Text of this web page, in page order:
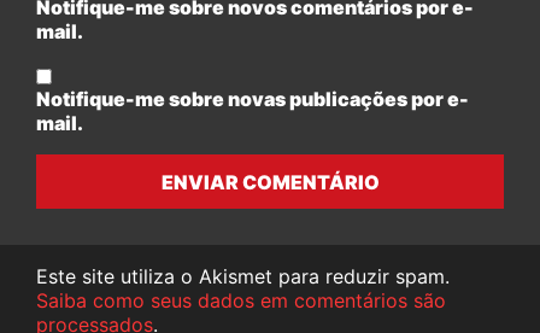
Notifique-me sobre novos comentários por e-
mail.
Notifique-me sobre novas publicações por e-
mail.
ENVIAR COMENTÁRIO
Este site utiliza o Akismet para reduzir spam.
Saiba como seus dados em comentários são
processados.